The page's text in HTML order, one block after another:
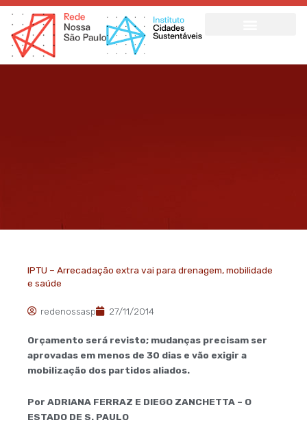
Ir
para
conteúdo
IPTU – Arrecadação extra vai para drenagem, mobilidade
e saúde
redenossasp 27/11/2014
Orçamento será revisto; mudanças precisam ser
aprovadas em menos de 30 dias e vão exigir a
mobilização dos partidos aliados.
Por ADRIANA FERRAZ E DIEGO ZANCHETTA – O
ESTADO DE S. PAULO